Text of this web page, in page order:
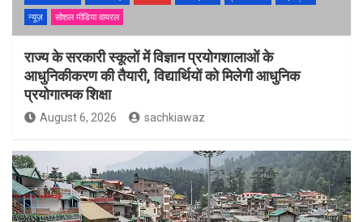
न्यूज़
सोशल मीडिया वायरल
राज्य के सरकारी स्कूलों में विज्ञान प्रयोगशालाओं के
आधुनिकीकरण की तैयारी, विद्यार्थियों को मिलेगी आधुनिक
प्रयोगात्मक शिक्षा
August 6, 2026 sachkiawaz